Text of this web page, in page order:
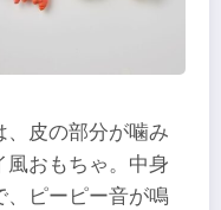
、皮の部分が噛み
風おもちゃ。中身
、ピーピー音が鳴